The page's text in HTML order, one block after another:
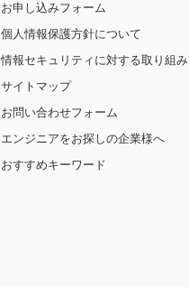
お申し込みフォーム
個人情報保護方針について
情報セキュリティに対する取り組み
サイトマップ
お問い合わせフォーム
エンジニアをお探しの企業様へ
おすすめキーワード